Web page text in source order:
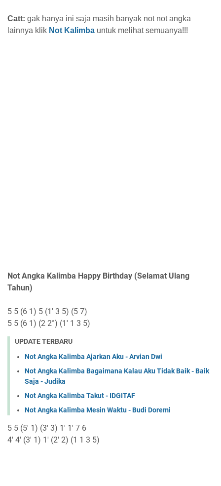
Catt: gak hanya ini saja masih banyak not not angka
lainnya klik Not Kalimba untuk melihat semuanya!!!
Not Angka Kalimba Happy Birthday (Selamat Ulang
Tahun)
5 5 (6 1) 5 (1' 3 5) (5 7)
5 5 (6 1) (2 2°) (1' 1 3 5)
UPDATE TERBARU
Not Angka Kalimba Ajarkan Aku - Arvian Dwi
Not Angka Kalimba Bagaimana Kalau Aku Tidak Baik - Baik
Saja - Judika
Not Angka Kalimba Takut - IDGITAF
Not Angka Kalimba Mesin Waktu - Budi Doremi
5 5 (5' 1) (3' 3) 1' 1' 7 6
4' 4' (3' 1) 1' (2' 2) (1 1 3 5)